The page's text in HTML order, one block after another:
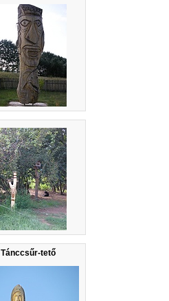
Tánccsűr-tető